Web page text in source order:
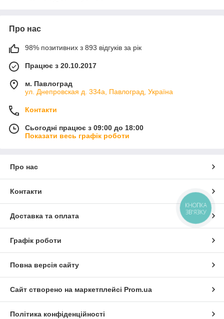
Про нас
98% позитивних з 893 відгуків за рік
Працює з 20.10.2017
м. Павлоград
ул. Днепровская д. 334а, Павлоград, Україна
Контакти
Сьогодні працює з 09:00 до 18:00
Показати весь графік роботи
Про нас
Контакти
Доставка та оплата
Графік роботи
Повна версія сайту
Сайт створено на маркетплейсі Prom.ua
Політика конфіденційності
КНОПКА
ЗВ'ЯЗКУ